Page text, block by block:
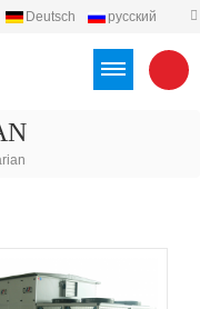
Deutsch
русский